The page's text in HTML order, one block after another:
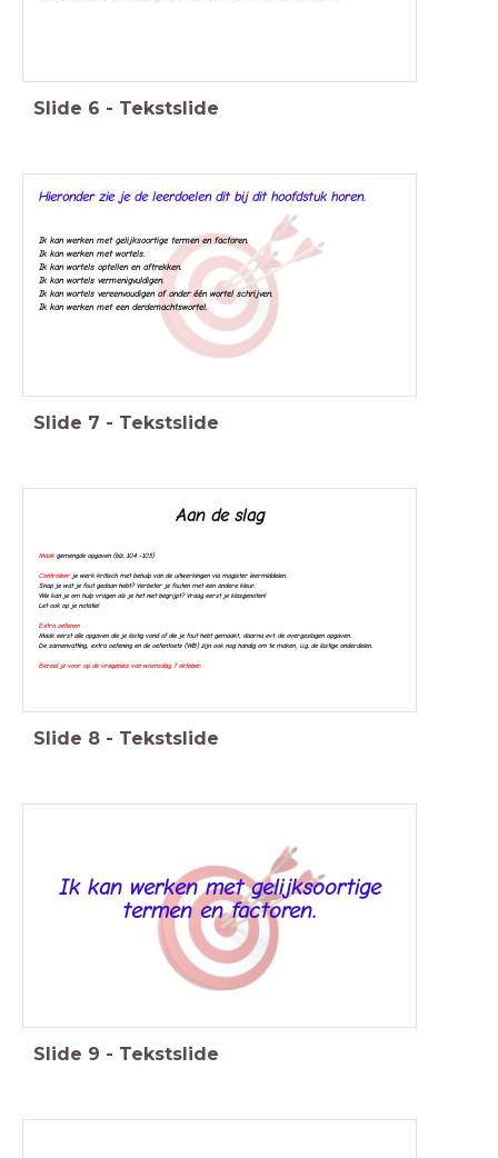
Slide 6 - Tekstslide
Hieronder zie je de leerdoelen dit bij dit hoofdstuk horen.
Ik kan werken met gelijksoortige termen en factoren.
Ik kan werken met wortels.
Ik kan wortels optellen en aftrekken.
Ik kan wortels vermenigvuldigen.
Ik kan wortels vereenvoudigen of onder één wortel schrijven.
Ik kan werken met een derdemachtswortel.
Slide 7 - Tekstslide
Aan de slag
Maak gemengde opgaven (blz. 104 -105)
Controleerje werk kritisch met behulp van de uitwerkingen via magister leermiddelen.
Snap je wat je fout gedaan hebt? Verbeter je fouten met een andere kleur.
Wie kan je om hulp vragen als je het niet begrijpt? Vraag eerst je klasgenoten!
Let ook op je notatie!
Extra oefenen
Maak eerst alle opgaven die je lastig vond of die je fout hebt gemaakt, daarna evt. de overgeslagen opgaven.
De samenvatting, extra oefening en de oefentoets (WB) zijn ook nog handig om te maken, i.i.g. de lastige onderdelen.
Bereid je voor op de vragenles van woensdag 7oktober.
Slide 8 - Tekstslide
Ik kan werken met gelijksoortige
termen en factoren.
Slide 9 - Tekstslide